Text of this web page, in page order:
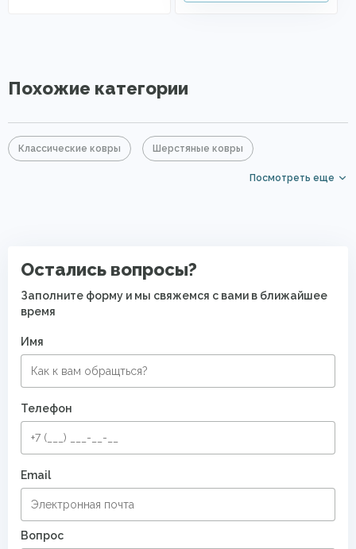
Похожие категории
Классические ковры Шерстяные ковры
Современные ковры в спальню
Посмотреть еще
Остались вопросы?
Заполните форму и мы свяжемся с вами в ближайшее
время
Имя
Телефон
Email
Вопрос